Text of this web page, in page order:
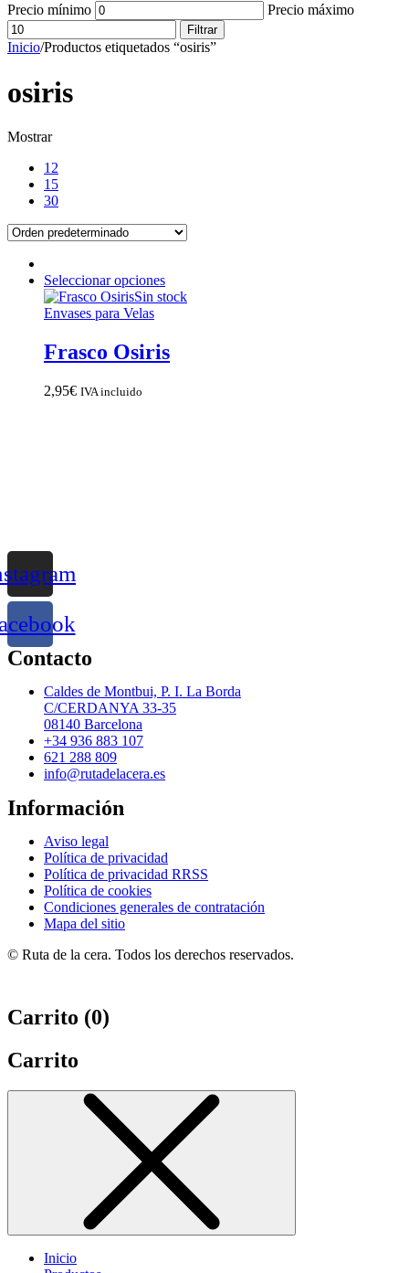
Precio mínimo Precio máximo
Filtrar
Inicio/Productos etiquetados “osiris”
osiris
Mostrar
12
15
30
Seleccionar opciones
Sin stock
Envases para Velas
Frasco Osiris
2,95€ IVA incluido
Contacto
Caldes de Montbui, P. I. La Borda
C/CERDANYA 33-35
08140 Barcelona
+34 936 883 107
621 288 809
info@rutadelacera.es
Información
Aviso legal
Política de privacidad
Política de privacidad RRSS
Política de cookies
Condiciones generales de contratación
Mapa del sitio
© Ruta de la cera. Todos los derechos reservados.
Carrito (0)
Carrito
Inicio